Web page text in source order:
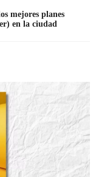
mejores planes
en la ciudad